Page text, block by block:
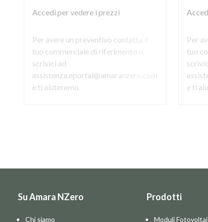
Accedi per vedere i prezzi
Per avere un preventivo contatta il
tuo commerciale di riferimento o
scrivici ad
assistenza.eportal@amaranzero.com
e ti aiuteremo.
Per
tuo
e ti
Su Amara NZero
Chi siamo
Prodotti
Moduli